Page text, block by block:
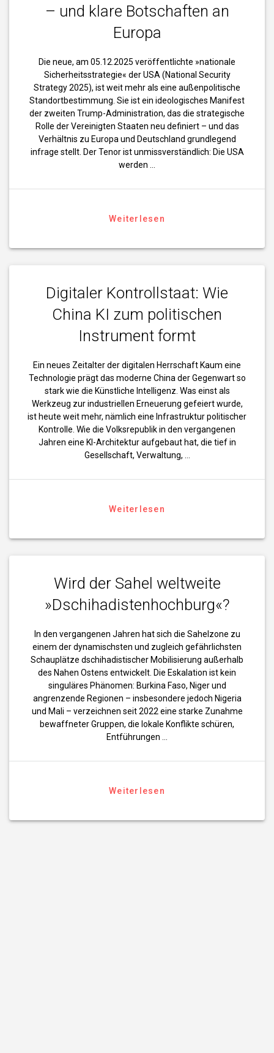
– und klare Botschaften an
Europa
Die neue, am 05.12.2025 veröffentlichte »nationale
Sicherheitsstrategie« der USA (National Security
Strategy 2025), ist weit mehr als eine außenpolitische
Standortbestimmung. Sie ist ein ideologisches Manifest
der zweiten Trump-Administration, das die strategische
Rolle der Vereinigten Staaten neu definiert – und das
Verhältnis zu Europa und Deutschland grundlegend
infrage stellt. Der Tenor ist unmissverständlich: Die USA
werden …
Weiterlesen
Digitaler Kontrollstaat: Wie
China KI zum politischen
Instrument formt
Ein neues Zeitalter der digitalen Herrschaft Kaum eine
Technologie prägt das moderne China der Gegenwart so
stark wie die Künstliche Intelligenz. Was einst als
Werkzeug zur industriellen Erneuerung gefeiert wurde,
ist heute weit mehr, nämlich eine Infrastruktur politischer
Kontrolle. Wie die Volksrepublik in den vergangenen
Jahren eine KI-Architektur aufgebaut hat, die tief in
Gesellschaft, Verwaltung, …
Weiterlesen
Wird der Sahel weltweite
»Dschihadistenhochburg«?
In den vergangenen Jahren hat sich die Sahelzone zu
einem der dynamischsten und zugleich gefährlichsten
Schauplätze dschihadistischer Mobilisierung außerhalb
des Nahen Ostens entwickelt. Die Eskalation ist kein
singuläres Phänomen: Burkina Faso, Niger und
angrenzende Regionen – insbesondere jedoch Nigeria
und Mali – verzeichnen seit 2022 eine starke Zunahme
bewaffneter Gruppen, die lokale Konflikte schüren,
Entführungen …
Weiterlesen